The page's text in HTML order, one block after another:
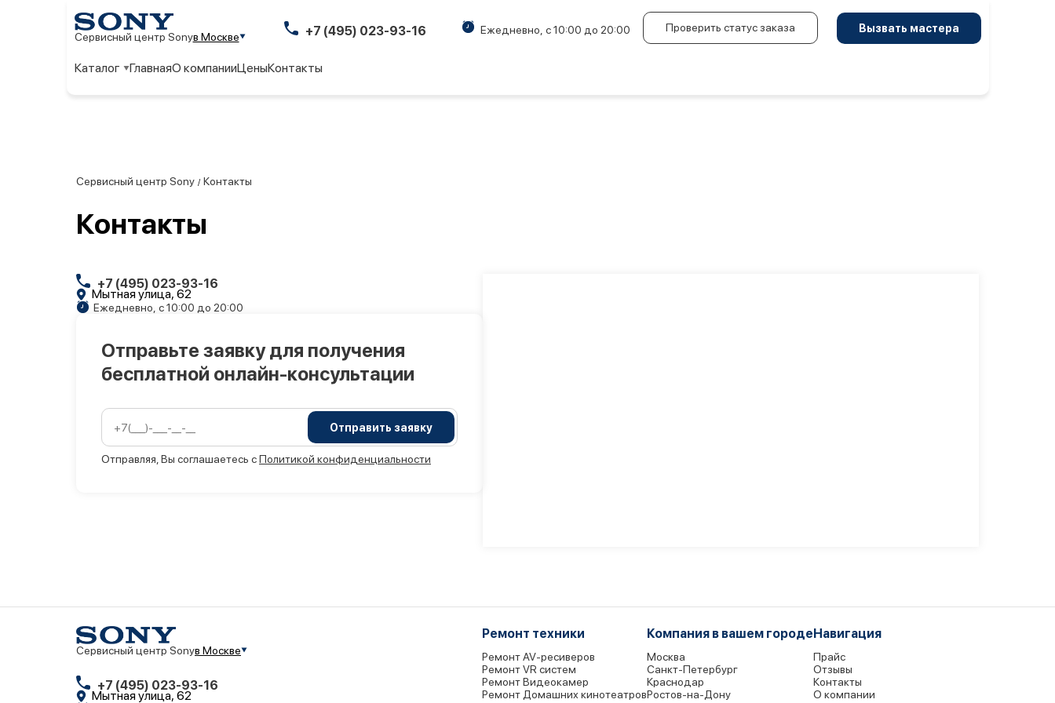
Сервисный центр Sonyв Москве +7 (495) 023-93-16 Ежедневно, с 10:00 до 20:00 Проверить статус заказа Вызвать мастера
Каталог ГлавнаяО компанииЦеныКонтакты
Сервисный центр Sony / Контакты
Контакты
+7 (495) 023-93-16
Мытная улица, 62
Ежедневно, с 10:00 до 20:00
Отправьте заявку для получения
бесплатной онлайн-консультации
Отправить заявку
Отправляя, Вы соглашаетесь сПолитикой конфиденциальности
Сервисный центр Sonyв Москве
+7 (495) 023-93-16
Мытная улица, 62
Ремонт техники
Ремонт AV-ресиверов
Ремонт VR систем
Ремонт Видеокамер
Ремонт Домашних кинотеатров
Компания в вашем городе
Москва
Санкт-Петербург
Краснодар
Ростов-на-Дону
Навигация
Прайс
Отзывы
Контакты
О компании